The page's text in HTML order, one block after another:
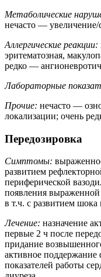
Метаболические
нечасто —
Аллергические реакции:
эритематозная,
редко —
Лабораторные
Прочие: нечасто —
локализации; очень
Передозировка
Симптомы:
развитием
периферической
появления выраженной
в т.ч. с развитием шока
Лечение: назначение
первые 2 ч после
придание
активное
показателей работы